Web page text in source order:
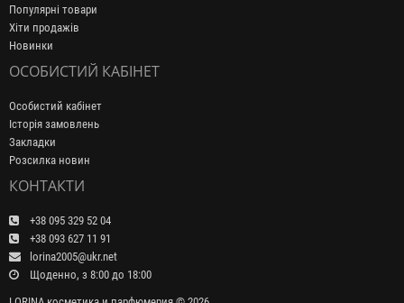
Популярні товари
Хіти продажів
Новинки
ОСОБИСТИЙ КАБІНЕТ
Особистий кабінет
Історія замовлень
Закладки
Розсилка новин
КОНТАКТИ
+38 095 329 52 04
+38 093 627 11 91
lorina2005@ukr.net
Щоденно, з 8:00 до 18:00